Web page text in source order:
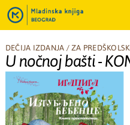
DEČIJA IZDANJA /ZA
U nočnoj bašti -